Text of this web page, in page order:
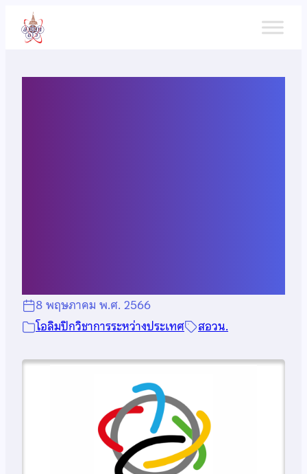
เนื้อหา
8 พฤษภาคม พ.ศ. 2566
โอลิมปิกวิชาการระหว่างประเทศ
สอวน.